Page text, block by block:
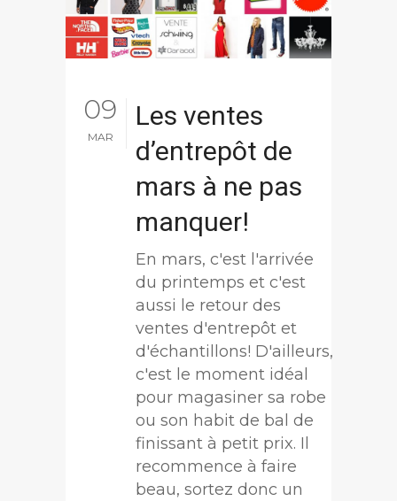
09
MAR
Les ventes
d’entrepôt de
mars à ne pas
manquer!
En mars, c'est l'arrivée
du printemps et c'est
aussi le retour des
ventes d'entrepôt et
d'échantillons! D'ailleurs,
c'est le moment idéal
pour magasiner sa robe
ou son habit de bal de
finissant à petit prix. Il
recommence à faire
beau, sortez donc un